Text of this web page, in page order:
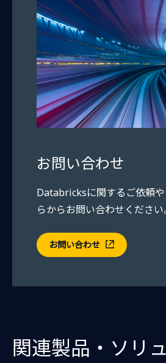
お問い合わせ
Databricksに関するご依頼
らからお問い合わせください
お問い合わせ
関連製品・ソリ